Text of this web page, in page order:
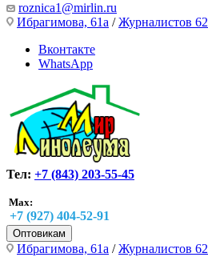
roznica1@mirlin.ru
Ибрагимова, 61а /Журналистов 62
Вконтакте
WhatsApp
Тел: +7 (843) 203-55-45
Max:
+7 (927) 404-52-91
Оптовикам
Ибрагимова, 61а /Журналистов 62